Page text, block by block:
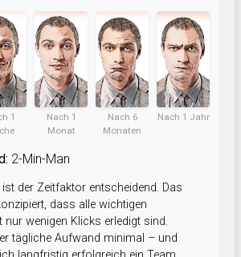
1
Nach 1
Monat
Nach 6
Monaten
Nach 1 Jahr
2-Min-Man
der Zeitfaktor entscheidend. Das
dass alle wichtigen
nur wenigen Klicks erledigt sind.
tägliche Aufwand minimal – und